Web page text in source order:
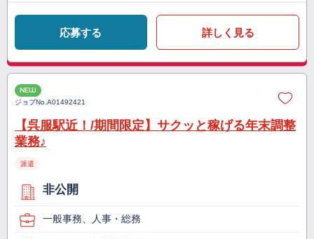
応募する 詳しく見る
NEW
ジョブNo.A01492421
【呉服駅近！/期間限定】サクッと稼げる年末調整
業務♪
派遣
非公開
一般事務、人事・総務